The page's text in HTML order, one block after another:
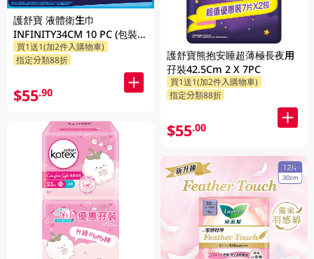
護舒寶 液體衛生巾
INFINITY34CM 10 PC (包裝隨
機發放)
買1送1(加2件入購物車)
指定分類88折
$55.90
護舒寶熊抱安睡超薄極長夜用
孖裝42.5Cm 2 X 7PC
買1送1(加2件入購物車)
指定分類88折
$55.00